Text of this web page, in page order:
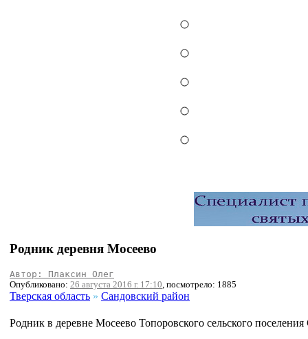
Родник деревня Мосеево
Автор: Плаксин Олег
Опубликовано: 26 августа 2016 г. 17:10, посмотрело: 1885
Тверская область » Сандовский район
Родник в деревне Мосеево Топоровского сельского